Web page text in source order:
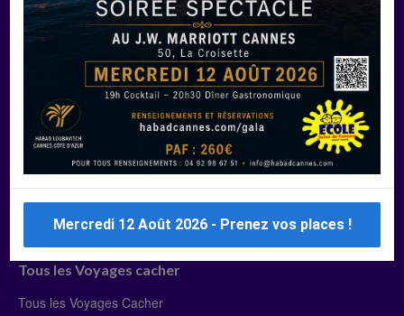
Manger Cacher
Liste des restaurants cacher
Restaurants cacher à Paris
Restaurants cacher à Deauville
Restaurants cacher à Lyon
Restaurants cacher à Marseille
Restaurants cacher Dubaï
Tous les Voyages cacher
Tous les Voyages Cacher
Mercredi 12 Août 2026 - Prenez vos places !